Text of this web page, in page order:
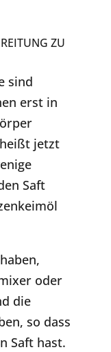
ZU
sind
erst in
jetzt
Saft
oder
die
so dass
Saft hast.